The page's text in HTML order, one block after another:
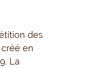
des
en
La